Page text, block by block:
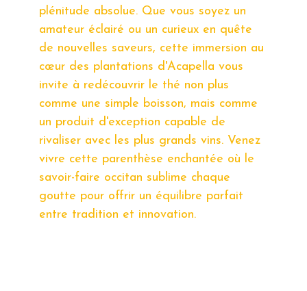
plénitude absolue. Que vous soyez un
amateur éclairé ou un curieux en quête
de nouvelles saveurs, cette immersion au
cœur des plantations d'Acapella vous
invite à redécouvrir le thé non plus
comme une simple boisson, mais comme
un produit d'exception capable de
rivaliser avec les plus grands vins. Venez
vivre cette parenthèse enchantée où le
savoir-faire occitan sublime chaque
goutte pour offrir un équilibre parfait
entre tradition et innovation.